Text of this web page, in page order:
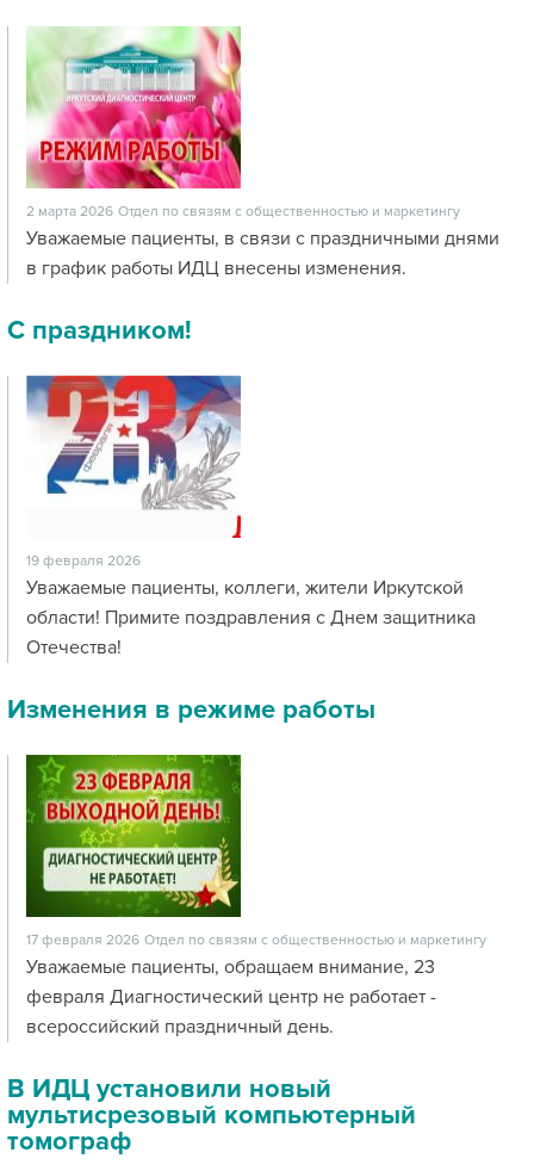
2 марта 2026 Отдел по связям с общественностью и маркетингу
Уважаемые пациенты, в связи с праздничными днями
в график работы ИДЦ внесены изменения.
С праздником!
19 февраля 2026
Уважаемые пациенты, коллеги, жители Иркутской
области! Примите поздравления с Днем защитника
Отечества!
Изменения в режиме работы
17 февраля 2026 Отдел по связям с общественностью и маркетингу
Уважаемые пациенты, обращаем внимание, 23
февраля Диагностический центр не работает -
всероссийский праздничный день.
В ИДЦ установили новый
мультисрезовый компьютерный
томограф